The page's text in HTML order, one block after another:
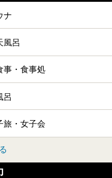
ナ
風呂
事・食事処
呂
旅・女子会